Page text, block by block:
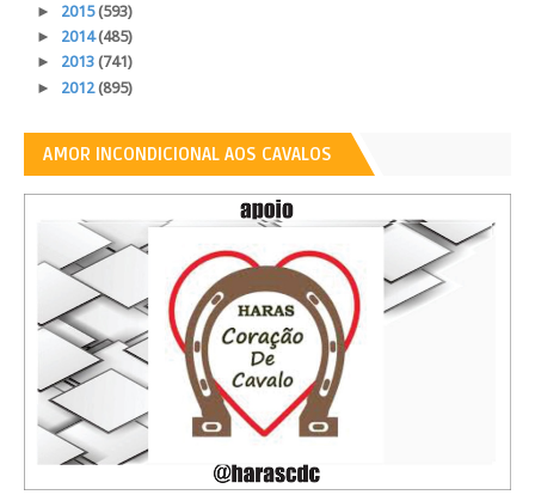
► 2015(593)
► 2014(485)
► 2013 (741)
► 2012(895)
AMOR INCONDICIONAL AOS CAVALOS